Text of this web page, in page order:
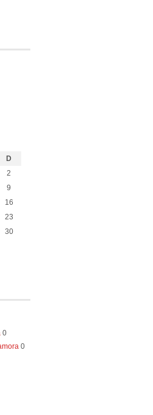
D
2
9
16
23
30
0
0